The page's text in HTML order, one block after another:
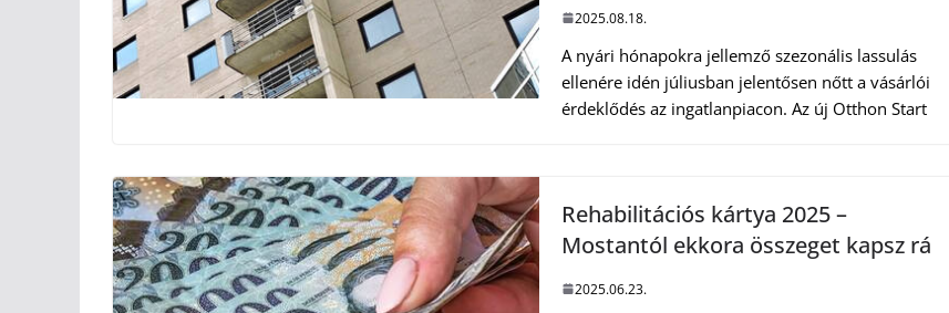
2025.08.18.
A nyári hónapokra jellemző szezonális lassulás
ellenére idén júliusban jelentősen nőtt a vásárlói
érdeklődés az ingatlanpiacon. Az új Otthon Start
Rehabilitációs kártya 2025 –
Mostantól ekkora összeget kapsz rá
2025.06.23.